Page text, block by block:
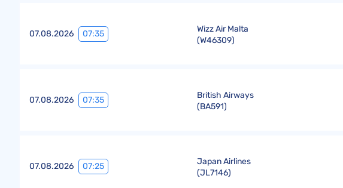
07.08.2026 07:35
Wizz Air Malta
(W46309)
07.08.2026 07:35
British Airways
(BA591)
07.08.2026 07:25
Japan Airlines
(JL7146)